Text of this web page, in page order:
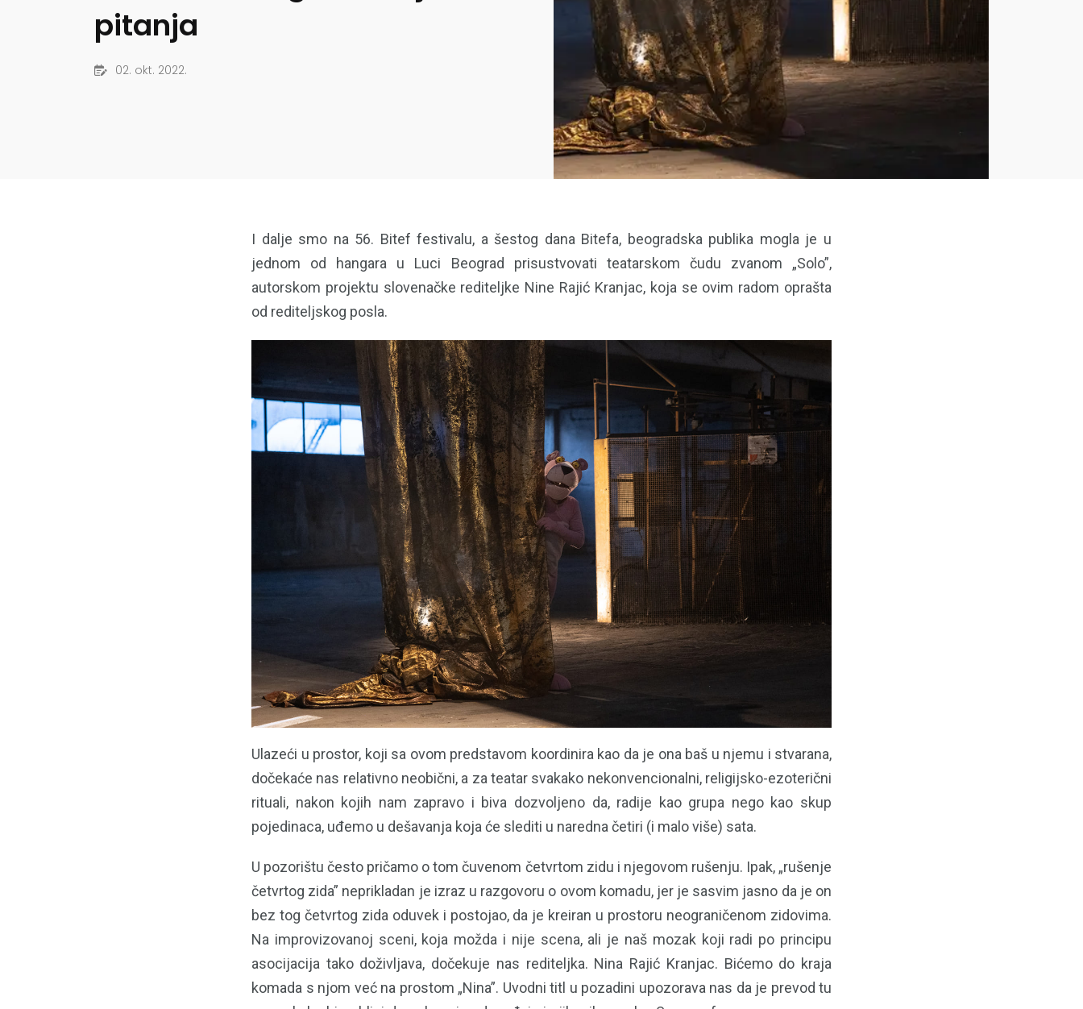
pitanja
02. okt. 2022.
I dalje smo na 56. Bitef festivalu, a šestog dana Bitefa, beogradska publika mogla je u
jednom od hangara u Luci Beograd prisustvovati teatarskom čudu zvanom „Solo”,
autorskom projektu slovenačke rediteljke Nine Rajić Kranjac, koja se ovim radom oprašta
od rediteljskog posla.
Ulazeći u prostor, koji sa ovom predstavom koordinira kao da je ona baš u njemu i stvarana,
dočekaće nas relativno neobični, a za teatar svakako nekonvencionalni, religijsko-ezoterični
rituali, nakon kojih nam zapravo i biva dozvoljeno da, radije kao grupa nego kao skup
pojedinaca, uđemo u dešavanja koja će slediti u naredna četiri (i malo više) sata.
U pozorištu često pričamo o tom čuvenom četvrtom zidu i njegovom rušenju. Ipak, „rušenje
četvrtog zida” neprikladan je izraz u razgovoru o ovom komadu, jer je sasvim jasno da je on
bez tog četvrtog zida oduvek i postojao, da je kreiran u prostoru neograničenom zidovima.
Na improvizovanoj sceni, koja možda i nije scena, ali je naš mozak koji radi po principu
asocijacija tako doživljava, dočekuje nas rediteljka. Nina Rajić Kranjac. Bićemo do kraja
komada s njom već na prostom „Nina”. Uvodni titl u pozadini upozorava nas da je prevod tu